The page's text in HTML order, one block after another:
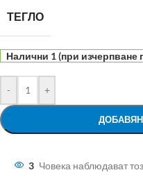
ТЕГЛО
Налични 1 (при изчерпване
- +
3 Човека наблюдават